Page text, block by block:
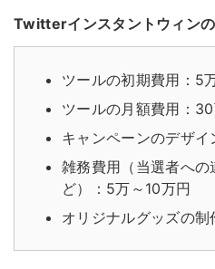
Twitterインスタントウィン
ツールの初期費用：5
ツールの月額費用：
キャンペーンのデザ
雑務費用（当選者へ
ど）：5万～10万円
オリジナルグッズの